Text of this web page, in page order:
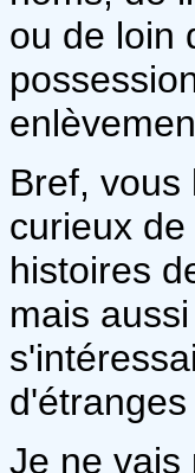
ou de loin
Bref, vous
curieux
histoires
mais
Je ne vais